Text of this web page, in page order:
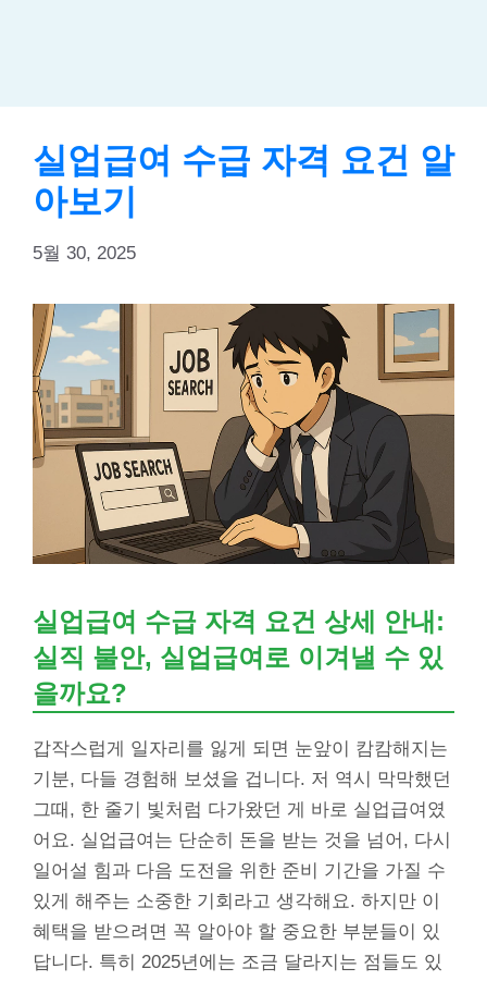
실업급여 수급 자격 요건 알
아보기
5월 30, 2025
실업급여 수급 자격 요건 상세 안내:
실직 불안, 실업급여로 이겨낼 수 있
을까요?
갑작스럽게 일자리를 잃게 되면 눈앞이 캄캄해지는
기분, 다들 경험해 보셨을 겁니다. 저 역시 막막했던
그때, 한 줄기 빛처럼 다가왔던 게 바로 실업급여였
어요. 실업급여는 단순히 돈을 받는 것을 넘어, 다시
일어설 힘과 다음 도전을 위한 준비 기간을 가질 수
있게 해주는 소중한 기회라고 생각해요. 하지만 이
혜택을 받으려면 꼭 알아야 할 중요한 부분들이 있
답니다. 특히 2025년에는 조금 달라지는 점들도 있